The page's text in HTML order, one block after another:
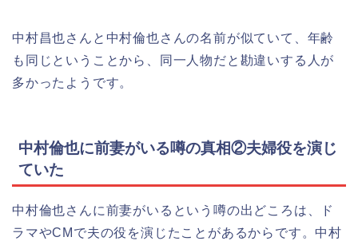
中村昌也さんと中村倫也さんの名前が似ていて、年齢
も同じということから、同一人物だと勘違いする人が
多かったようです。
中村倫也に前妻がいる噂の真相②夫婦役を演じ
ていた
中村倫也さんに前妻がいるという噂の出どころは、ド
ラマやCMで夫の役を演じたことがあるからです。中村